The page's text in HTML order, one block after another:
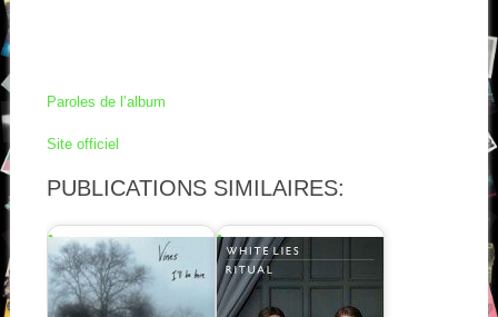
Paroles de l’album
Site officiel
PUBLICATIONS SIMILAIRES: